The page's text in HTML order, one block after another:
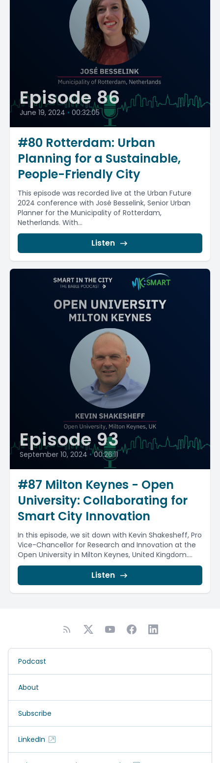
Episode 86
June 19, 2024 • 00:32:05
#80 Rotterdam: Urban
Planning for a Sustainable,
People-Friendly City
This episode was recorded live at the Urban Future
2024 conference with José Besselink, Senior Urban
Planner for the Municipality of Rotterdam,
Netherlands. With...
Listen
Episode 93
September 10, 2024 • 00:26:11
#87 Milton Keynes - Open
University: Collaborating for
Smart City Innovation
In this episode, we sit down with Kevin Shakesheff, Pro
Vice-Chancellor for Research and Innovation at the
Open University in Milton Keynes, United Kingdom....
Listen
Podcast
About
Subscribe
LinkedIn